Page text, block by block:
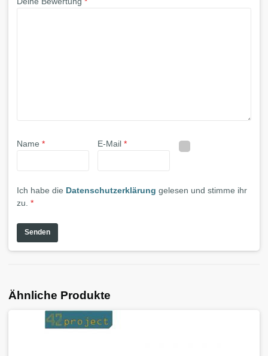
Name * E-Mail*
Ich habe die Datenschutzerklärung gelesen und stimme ihr
zu. *
Ähnliche Produkte